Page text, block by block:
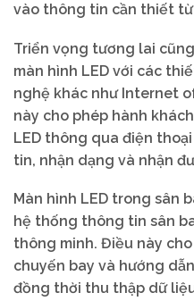
vào thông tin cần thiết từ
Triển vọng tương lai
màn hình LED với các
nghệ khác như Internet
này cho phép hành
LED thông qua điện
tin, nhận dạng và nhận
Màn hình LED trong sân
hệ thống thông tin sân
thông minh. Điều này
chuyến bay và hướng
đồng thời thu thập dữ